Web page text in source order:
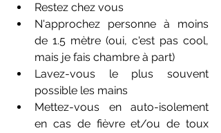
Restez chez vous
N'approchez personne à moins
de 1.5 mètre (oui, c'est pas cool,
mais je fais chambre à part)
Lavez-vous le plus souvent
possible les mains
Mettez-vous en auto-isolement
en cas de fièvre et/ou de toux